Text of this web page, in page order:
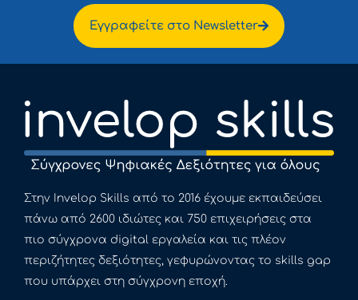
Εγγραφείτε στο Newsletter
Στην Invelop Skills από το 2016 έχουμε εκπαιδεύσει
πάνω από 2600 ιδιώτες και 750 επιχειρήσεις στα
πιο σύγχρονα digital εργαλεία και τις πλέον
περιζήτητες δεξιότητες, γεφυρώνοντας το skills gap
που υπάρχει στη σύγχρονη εποχή.